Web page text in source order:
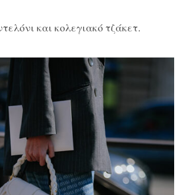
και κολεγιακό τζάκετ.